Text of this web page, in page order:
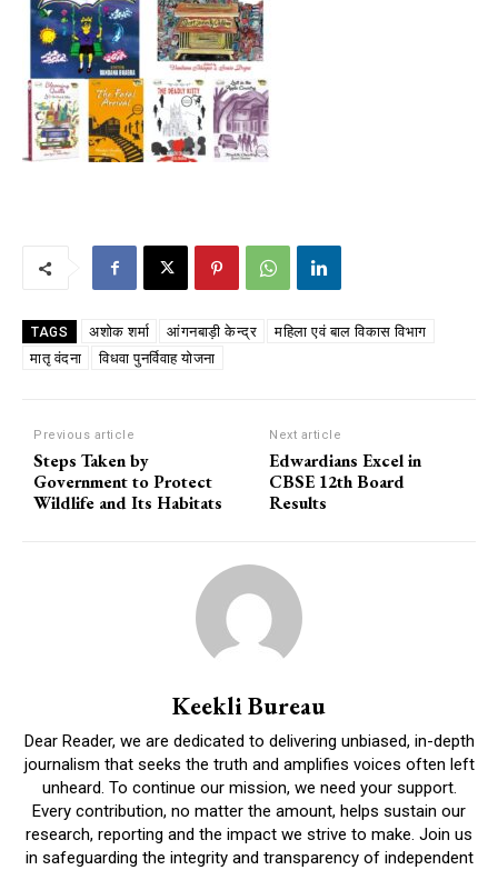
TAGS अशोक शर्मा आंगनबाड़ी केन्द्र
महिला एवं बाल विकास विभाग
मातृ वंदना
विधवा पुनर्विवाह योजना
Previous article
Steps Taken by
Government to Protect
Wildlife and Its Habitats
Next article
Edwardians Excel in
CBSE 12th Board
Results
Keekli Bureau
Dear Reader, we are dedicated to delivering unbiased, in-depth
journalism that seeks the truth and amplifies voices often left
unheard. To continue our mission, we need your support.
Every contribution, no matter the amount, helps sustain our
research, reporting and the impact we strive to make. Join us
in safeguarding the integrity and transparency of independent